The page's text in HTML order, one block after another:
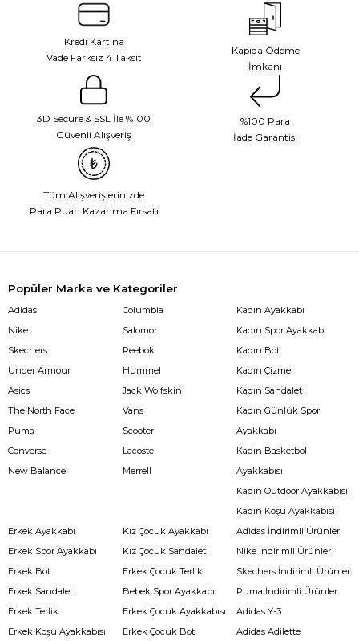
Kredi Kartına
Vade Farksız 4 Taksit
Kapıda Ödeme
İmkanı
3D Secure & SSL İle %100
Güvenli Alışveriş
%100 Para
İade Garantisi
Tüm Alışverişlerinizde
Para Puan Kazanma Fırsatı
Popüler Marka ve Kategoriler
Adidas
Nike
Skechers
Under Armour
Asics
The North Face
Puma
Converse
New Balance
Columbia
Salomon
Reebok
Hummel
Jack Wolfskin
Vans
Scooter
Lacoste
Merrell
Kadın Ayakkabı
Kadın Spor Ayakkabı
Kadın Bot
Kadın Çizme
Kadın Sandalet
Kadın Günlük Spor
Ayakkabı
Kadın Basketbol
Ayakkabısı
Kadın Outdoor Ayakkabısı
Kadın Koşu Ayakkabısı
Erkek Ayakkabı
Erkek Spor Ayakkabı
Erkek Bot
Erkek Sandalet
Erkek Terlik
Erkek Koşu Ayakkabısı
Kız Çocuk Ayakkabı
Kız Çocuk Sandalet
Erkek Çocuk Terlik
Bebek Spor Ayakkabı
Erkek Çocuk Ayakkabısı
Erkek Çocuk Bot
Adidas İndirimli Ürünler
Nike İndirimli Ürünler
Skechers İndirimli Ürünler
Puma İndirimli Ürünler
Adidas Y-3
Adidas Adilette